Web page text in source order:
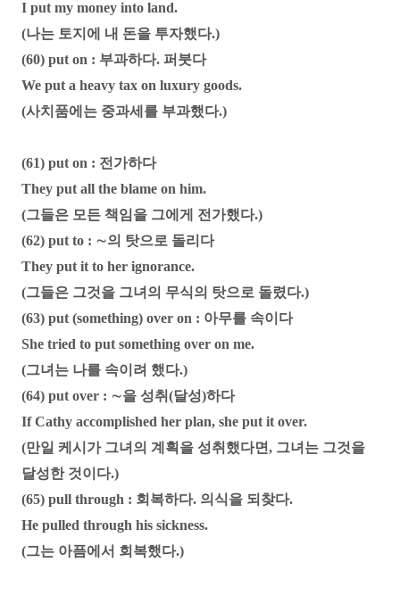
I put my money into land.
(나는 토지에 내 돈을 투자했다.)
(60) put on : 부과하다. 퍼붓다
We put a heavy tax on luxury goods.
(사치품에는 중과세를 부과했다.)
(61) put on : 전가하다
They put all the blame on him.
(그들은 모든 책임을 그에게 전가했다.)
(62) put to : ∼의 탓으로 돌리다
They put it to her ignorance.
(그들은 그것을 그녀의 무식의 탓으로 돌렸다.)
(63) put (something) over on : 아무를 속이다
She tried to put something over on me.
(그녀는 나를 속이려 했다.)
(64) put over : ∼을 성취(달성)하다
If Cathy accomplished her plan, she put it over.
(만일 케시가 그녀의 계획을 성취했다면, 그녀는 그것을
달성한 것이다.)
(65) pull through : 회복하다. 의식을 되찾다.
He pulled through his sickness.
(그는 아픔에서 회복했다.)